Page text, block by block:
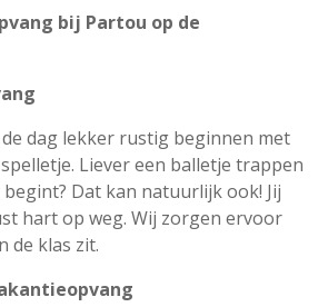
bij Partou op de
dag lekker rustig beginnen met
Liever een balletje trappen
Dat kan natuurlijk ook! Jij
hart op weg. Wij zorgen ervoor
de klas zit.